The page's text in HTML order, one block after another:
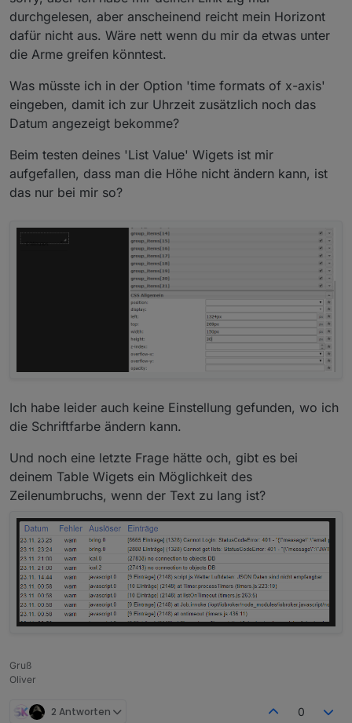
einbauen - ich schau mal. Am besten wäre wenn
du dazu ein Issue auf git anlegest, damit wir es
nicht vergessen.
Wie kann ich mir zu der Uhrzeit noch das
Datum in der X-Achse anzeigen lassen?
Du kannst über die Option 'time formats of x-axis'
in der Doku entsprechend beschrieben:
https://github.com/Scrounger/ioBroker.vis-
materialdesign#line-history-chart
Wie kann ich die Messeinheit in der Y-
Achse anzeigen lassen?
Ist noch nicht implementiert. Hier das gleiche wie
oben, bitte ein issue auf github erstellen.
durchgelesen, aber anscheinend reicht mein Horizont
dafür nicht aus. Wäre nett wenn du mir da etwas unter
die Arme greifen könntest.
Was müsste ich in der Option 'time formats of x-axis'
eingeben, damit ich zur Uhrzeit zusätzlich noch das
Datum angezeigt bekomme?
Beim testen deines 'List Value' Wigets ist mir
aufgefallen, dass man die Höhe nicht ändern kann, ist
das nur bei mir so?
Ich habe leider auch keine Einstellung gefunden, wo ich
die Schriftfarbe ändern kann.
Und noch eine letzte Frage hätte och, gibt es bei
deinem Table Wigets ein Möglichkeit des
Zeilenumbruchs, wenn der Text zu lang ist?
Gruß
Oliver
2 Antworten 0